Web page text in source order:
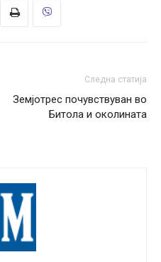
Следна статија
Земјотрес почувствуван во
Битола и околината